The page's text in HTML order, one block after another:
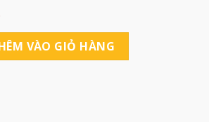
A vỉ 4 viên số lượng
VÀO GIỎ HÀNG